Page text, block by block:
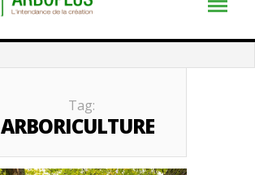
Tag:
ARBORICULTURE